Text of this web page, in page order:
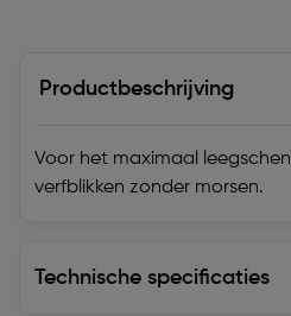
Productbeschrijving
Voor het maximaal
verfblikken zonder morsen.
Technische specificaties